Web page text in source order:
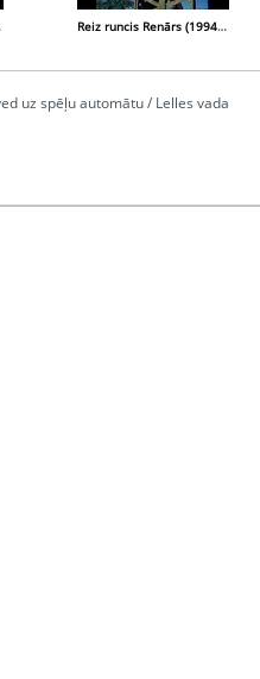
10) Reiz runcis Renārs (1994-11-07)
uz spēļu automātu / Lelles vada